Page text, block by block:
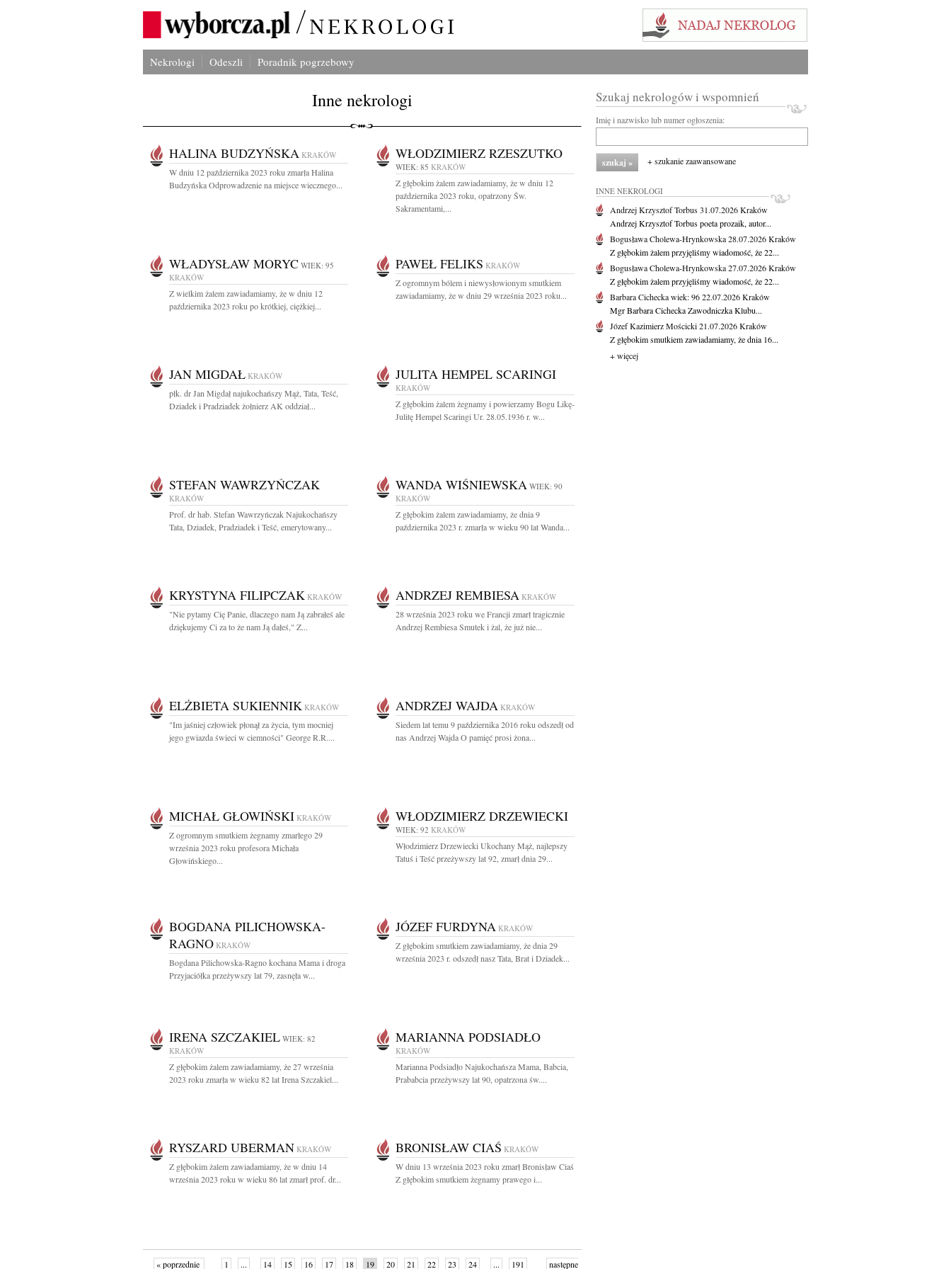
Nekrologi Odeszli Poradnik pogrzebowy
Inne nekrologi
HALINA BUDZYŃSKA KRAKÓW
W dniu 12 października 2023 roku zmarła Halina
Budzyńska Odprowadzenie na miejsce wiecznego...
WŁODZIMIERZ RZESZUTKO
WIEK: 85 KRAKÓW
Z głębokim żalem zawiadamiamy, że w dniu 12
października 2023 roku, opatrzony Św.
Sakramentami,...
WŁADYSŁAW MORYC WIEK: 95
KRAKÓW
Z wielkim żalem zawiadamiamy, że w dniu 12
października 2023 roku po krótkiej, ciężkiej...
PAWEŁ FELIKS KRAKÓW
Z ogromnym bólem i niewysłowionym smutkiem
zawiadamiamy, że w dniu 29 września 2023 roku...
JAN MIGDAŁ KRAKÓW
płk. dr Jan Migdał najukochańszy Mąż, Tata, Teść,
Dziadek i Pradziadek żołnierz AK oddział...
JULITA HEMPEL SCARINGI
KRAKÓW
Z głębokim żalem żegnamy i powierzamy Bogu Likę-
Julitę Hempel Scaringi Ur. 28.05.1936 r. w...
STEFAN WAWRZYŃCZAK
KRAKÓW
Prof. dr hab. Stefan Wawrzyńczak Najukochańszy
Tata, Dziadek, Pradziadek i Teść, emerytowany...
WANDA WIŚNIEWSKA WIEK: 90
KRAKÓW
Z głębokim żalem zawiadamiamy, że dnia 9
października 2023 r. zmarła w wieku 90 lat Wanda...
KRYSTYNA FILIPCZAK KRAKÓW
"Nie pytamy Cię Panie, dlaczego nam Ją zabrałeś ale
dziękujemy Ci za to że nam Ją dałeś," Z...
ANDRZEJ REMBIESA KRAKÓW
28 września 2023 roku we Francji zmarł tragicznie
Andrzej Rembiesa Smutek i żal, że już nie...
ELŻBIETA SUKIENNIK KRAKÓW
"Im jaśniej człowiek płonął za życia, tym mocniej
jego gwiazda świeci w ciemności" George R.R....
ANDRZEJ WAJDA KRAKÓW
Siedem lat temu 9 października 2016 roku odszedł od
nas Andrzej Wajda O pamięć prosi żona...
MICHAŁ GŁOWIŃSKI KRAKÓW
Z ogromnym smutkiem żegnamy zmarłego 29
września 2023 roku profesora Michała
Głowińskiego...
WŁODZIMIERZ DRZEWIECKI
WIEK: 92 KRAKÓW
Włodzimierz Drzewiecki Ukochany Mąż, najlepszy
Tatuś i Teść przeżywszy lat 92, zmarł dnia 29...
BOGDANA PILICHOWSKA-
RAGNO KRAKÓW
Bogdana Pilichowska-Ragno kochana Mama i droga
Przyjaciółka przeżywszy lat 79, zasnęła w...
JÓZEF FURDYNA KRAKÓW
Z głębokim smutkiem zawiadamiamy, że dnia 29
września 2023 r. odszedł nasz Tata, Brat i Dziadek...
IRENA SZCZAKIEL WIEK: 82
KRAKÓW
Z głębokim żalem zawiadamiamy, że 27 września
2023 roku zmarła w wieku 82 lat Irena Szczakiel...
MARIANNA PODSIADŁO
KRAKÓW
Marianna Podsiadło Najukochańsza Mama, Babcia,
Prababcia przeżywszy lat 90, opatrzona św....
RYSZARD UBERMAN KRAKÓW
Z głębokim żalem zawiadamiamy, że w dniu 14
września 2023 roku w wieku 86 lat zmarł prof. dr...
BRONISŁAW CIAŚ KRAKÓW
W dniu 13 września 2023 roku zmarł Bronisław Ciaś
Z głębokim smutkiem żegnamy prawego i...
« poprzednie 1 ... 14 15 16 17 18 19 20 21 22 23 24 ... 191 następne
Szukaj nekrologów i wspomnień
Imię i nazwisko lub numer ogłoszenia:
+ szukanie zaawansowane
INNE NEKROLOGI
Andrzej Krzysztof Torbus31.07.2026Kraków
Andrzej Krzysztof Torbus poeta prozaik, autor...
Bogusława Cholewa-Hrynkowska28.07.2026Kraków
Z głębokim żalem przyjęliśmy wiadomość, że 22...
Bogusława Cholewa-Hrynkowska27.07.2026Kraków
Z głębokim żalem przyjęliśmy wiadomość, że 22...
Barbara Cicheckawiek: 9622.07.2026Kraków
Mgr Barbara Cichecka Zawodniczka Klubu...
Józef Kazimierz Mościcki21.07.2026Kraków
Z głębokim smutkiem zawiadamiamy, że dnia 16...
+ więcej